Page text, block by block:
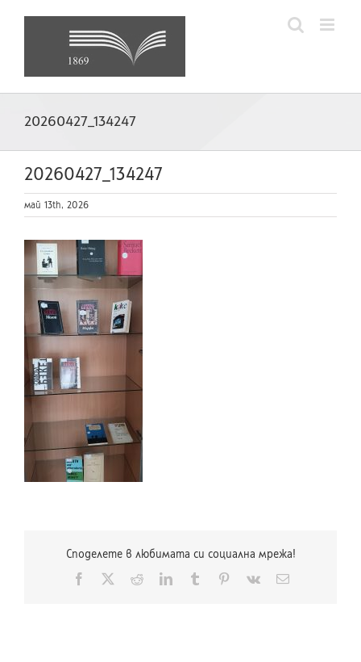
20260427_134247
20260427_134247
май 13th, 2026
Споделете в любимата си социална мрежа!
Facebook RedditLinkedInTumblr Pinterest
Vk
Електронна